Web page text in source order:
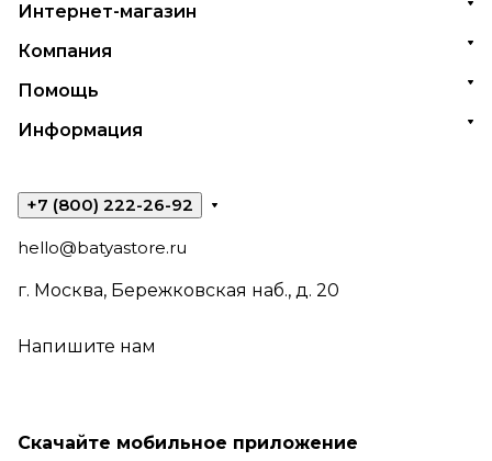
Интернет-магазин
Компания
Помощь
Информация
+7 (800) 222-26-92
hello@batyastore.ru
г. Москва, Бережковская наб., д. 20
Напишите нам
Скачайте мобильное приложение